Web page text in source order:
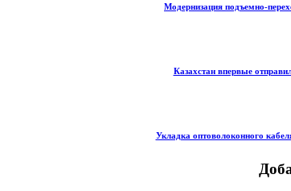
Модернизация подъемно-
Казахстан впервые
Укладка оптоволоконного